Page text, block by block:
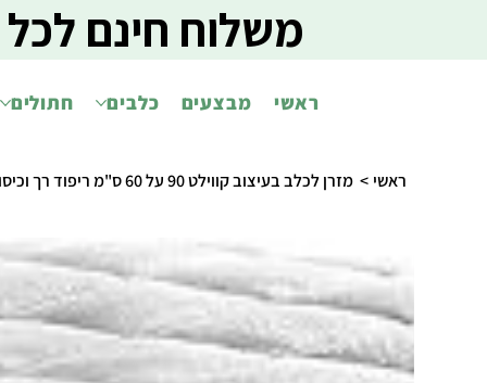
ראשי מבצעים כלבים חתולים
משלוח חינם
ראשי > מזרן לכלב בעיצוב קווילט 90 על 60 ס"מ ריפוד רך וכיסוי לכביסה M&M